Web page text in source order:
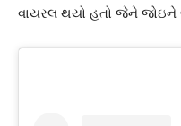
વાયરલ થયો હતો જેને જોઇને